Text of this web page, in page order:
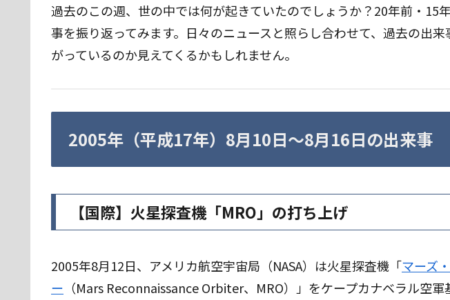
過去のこの週、世の中では何が起きていたのでしょうか？20年前・15
事を振り返ってみます。日々のニュースと照らし合わせて、過去の出
がっているのか見えてくるかもしれません。
2005年（平成17年）8月10日〜8月16日の出来事
【国際】火星探査機「MRO」の打ち上げ
2005年8月12日、アメリカ航空宇宙局（NASA）は火星探査機「マーズ
ー （Mars Reconnaissance Orbiter、MRO）」をケープカナベラル空